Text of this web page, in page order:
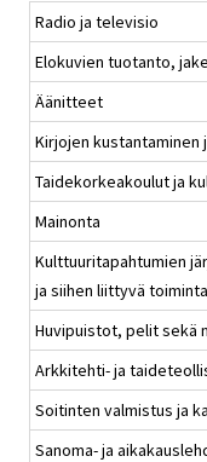
Radio ja televisio
Elokuvien tuotanto,
Äänitteet
Kirjojen kustantaminen
Taidekorkeakoulut ja
Mainonta
Kulttuuritapahtumien
ja siihen liittyvä toiminta
Huvipuistot, pelit sekä
Arkkitehti- ja
Soitinten valmistus ja
Sanoma- ja